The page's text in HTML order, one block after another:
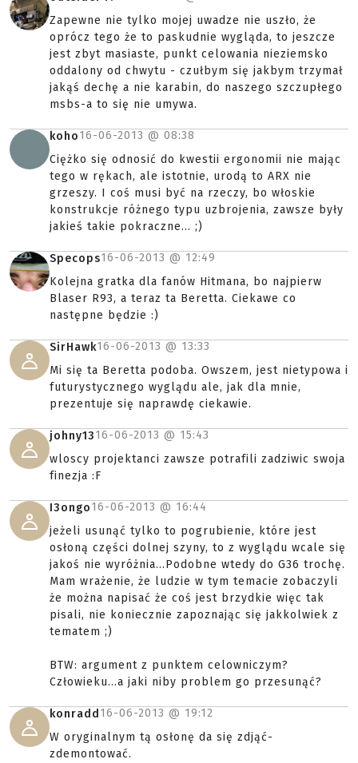
Zapewne nie tylko mojej uwadze nie uszło, że
oprócz tego że to paskudnie wygląda, to jeszcze
jest zbyt masiaste, punkt celowania nieziemsko
oddalony od chwytu - czułbym się jakbym trzymał
jakąś dechę a nie karabin, do naszego szczupłego
msbs-a to się nie umywa.
koho16-06-2013 @ 08:38
Ciężko się odnosić do kwestii ergonomii nie mając
tego w rękach, ale istotnie, urodą to ARX nie
grzeszy. I coś musi być na rzeczy, bo włoskie
konstrukcje różnego typu uzbrojenia, zawsze były
jakieś takie pokraczne... ;)
Specops16-06-2013 @ 12:49
Kolejna gratka dla fanów Hitmana, bo najpierw
Blaser R93, a teraz ta Beretta. Ciekawe co
następne będzie :)
SirHawk16-06-2013 @ 13:33
Mi się ta Beretta podoba. Owszem, jest nietypowa i
futurystycznego wyglądu ale, jak dla mnie,
prezentuje się naprawdę ciekawie.
johny1316-06-2013 @ 15:43
wloscy projektanci zawsze potrafili zadziwic swoja
finezja :F
I3ongo16-06-2013 @ 16:44
jeżeli usunąć tylko to pogrubienie, które jest
osłoną części dolnej szyny, to z wyglądu wcale się
jakoś nie wyróżnia...Podobne wtedy do G36 trochę.
Mam wrażenie, że ludzie w tym temacie zobaczyli
że można napisać że coś jest brzydkie więc tak
pisali, nie koniecznie zapoznając się jakkolwiek z
tematem ;)
BTW: argument z punktem celowniczym?
Człowieku...a jaki niby problem go przesunąć?
konradd 16-06-2013 @ 19:12
W oryginalnym tą osłonę da się zdjąć-
zdemontować.